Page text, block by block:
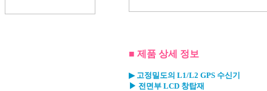
■ 제품 상세 정보
▶ 고정밀도의 L1/L2 GPS 수신기
▶ 전면부 LCD 창탑재